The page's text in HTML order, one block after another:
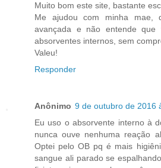
Muito bom este site, bastante
Me ajudou com minha
avançada e não entende que
absorventes internos, sem
Valeu!
Responder
Anônimo 9 de outubro de 2016
Eu uso o absorvente interno à
nunca ouve nenhuma reação
Optei pelo OB pq é mais
sangue ali parado se